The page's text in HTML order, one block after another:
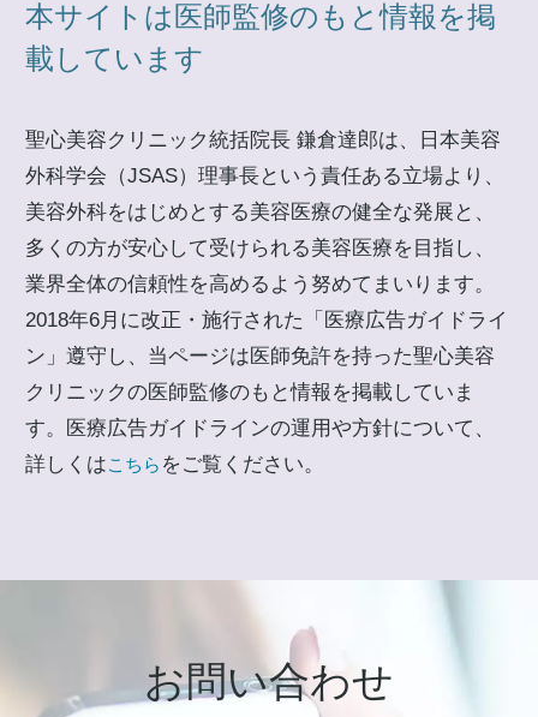
本サイトは医師監修のもと情報を掲
載しています
聖心美容クリニック統括院長 鎌倉達郎は、日本美容
外科学会（JSAS）理事長という責任ある立場より、
美容外科をはじめとする美容医療の健全な発展と、
多くの方が安心して受けられる美容医療を目指し、
業界全体の信頼性を高めるよう努めてまいります。
2018年6月に改正・施行された「医療広告ガイドライ
ン」遵守し、当ページは医師免許を持った聖心美容
クリニックの医師監修のもと情報を掲載していま
す。医療広告ガイドラインの運用や方針について、
詳しくはこちら をご覧ください。
お問い合わせ